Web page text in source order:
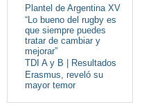
Plantel de Argentina XV
“Lo bueno del rugby es
que siempre puedes
tratar de cambiar y
mejorar”
TDI A y B | Resultados
Erasmus, reveló su
mayor temor